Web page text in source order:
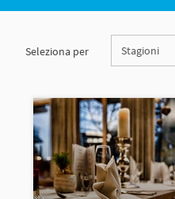
Seleziona per